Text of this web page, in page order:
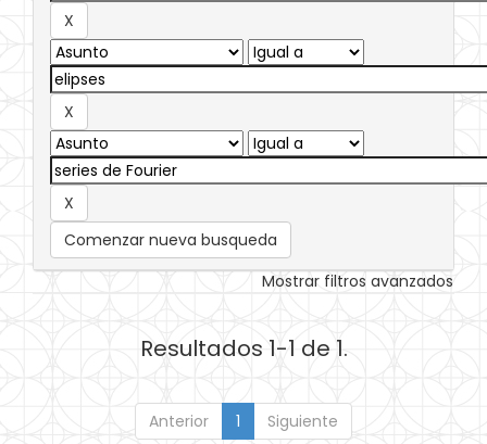
Comenzar nueva busqueda
Mostrar filtros avanzados
Resultados 1-1 de 1.
Anterior 1 Siguiente